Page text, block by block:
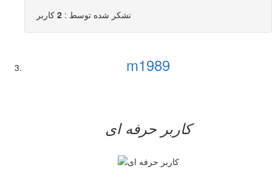
تشکر شده توسط : 2 کاربر
m1989
کاربر حرفه ای